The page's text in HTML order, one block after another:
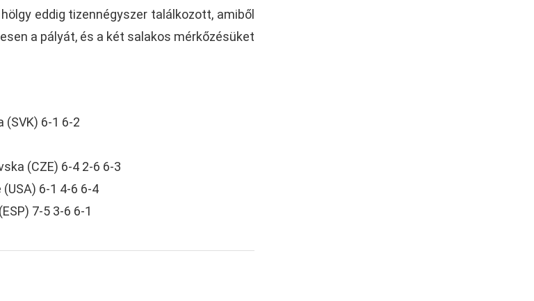
eddig tizennégyszer találkozott, amiből
a pályát, és a két salakos mérkőzésüket
(SVK) 6-1 6-2
(CZE) 6-4 2-6 6-3
6-1 4-6 6-4
7-5 3-6 6-1